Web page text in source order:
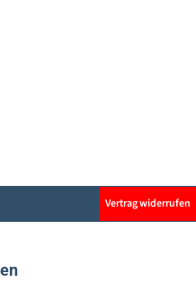
Vertrag widerrufen